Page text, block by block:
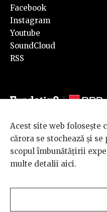
Facebook
Instagram
Youtube
SoundCloud
RSS
© 2026 BRD Groupe Société
Scena 9 este un proiect sustinut
GÉNÉRALE
Acest site web
cărora se stochează și
scopul îmbunătățirii
multe detalii aici.